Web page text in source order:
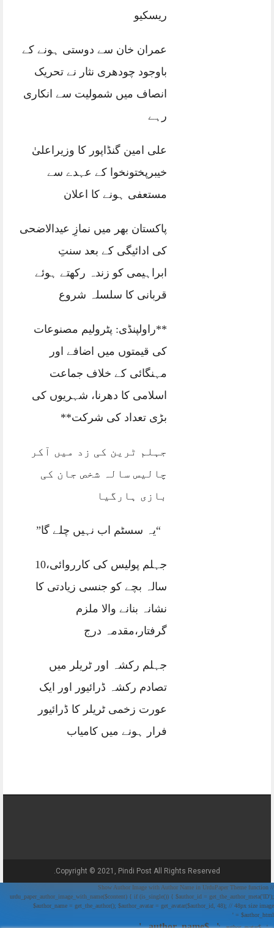
ریسکیو
عمران خان سے دوستی ہونے کے
باوجود چودھری نثار نے تحریک
انصاف میں شمولیت سے انکاری
رہے
علی امین گنڈاپور کا وزیراعلیٰ
خیبرپختونخوا کے عہدے سے
مستعفی ہونے کا اعلان
پاکستان بھر میں نمازِ عیدالاضحی
کی ادائیگی کے بعد سنتِ
ابراہیمی کو زندہ رکھتے ہوئے
قربانی کا سلسلہ شروع
**راولپنڈی: پٹرولیم مصنوعات
کی قیمتوں میں اضافے اور
مہنگائی کے خلاف جماعت
اسلامی کا دھرنا، شہریوں کی
بڑی تعداد کی شرکت**
جہلم ٹرین کی زد میں آکر
چالیس سالہ شخص جان کی
بازی ہارگیا
“یہ سسٹم اب نہیں چلے گا”
جہلم پولیس کی کارروائی،10
سالہ بچے کو جنسی زیادتی کا
نشانہ بنانے والا ملزم
گرفتار،مقدمہ درج
جہلم رکشہ اور ٹریلر میں
تصادم رکشہ ڈرائیور اور ایک
عورت زخمی ٹریلر کا ڈرائیور
فرار ہونے میں کامیاب
Copyright © 2021, Pindi Post All Rights Reserved.
// Show Author Image with Author Name in UrduPaper Theme function
urdu_paper_author_image_with_name($content) { if (is_single()) { $author_id = get_the_author_meta('ID');
$author_name = get_the_author(); $author_avatar = get_avatar($author_id, 48); // 48px size image
$author_html = '